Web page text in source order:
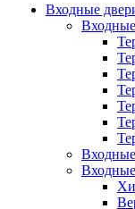
Входные